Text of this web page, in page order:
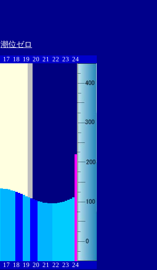
潮位ゼロ
17 18 19 20 21 22 23 24
17 18 19 20 21 22 23 24